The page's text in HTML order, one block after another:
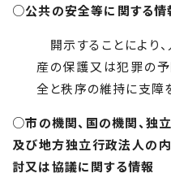
○公共の安全等に関する情
開示することにより
産の保護又は犯罪の
全と秩序の維持に支障
○市の機関、国の機関、独
及び地方独立行政法人の
討又は協議に関する情報